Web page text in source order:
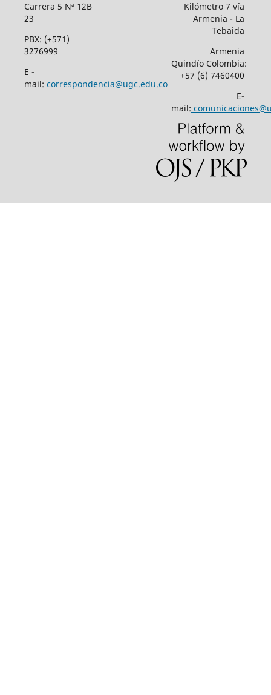
Carrera 5 Nª 12B
23
PBX: (+571)
3276999
E -
mail: correspondencia@ugc.edu.co
Kilómetro 7 vía
Armenia - La
Tebaida
Armenia
Quindío Colombia:
+57 (6) 7460400
E-
mail: